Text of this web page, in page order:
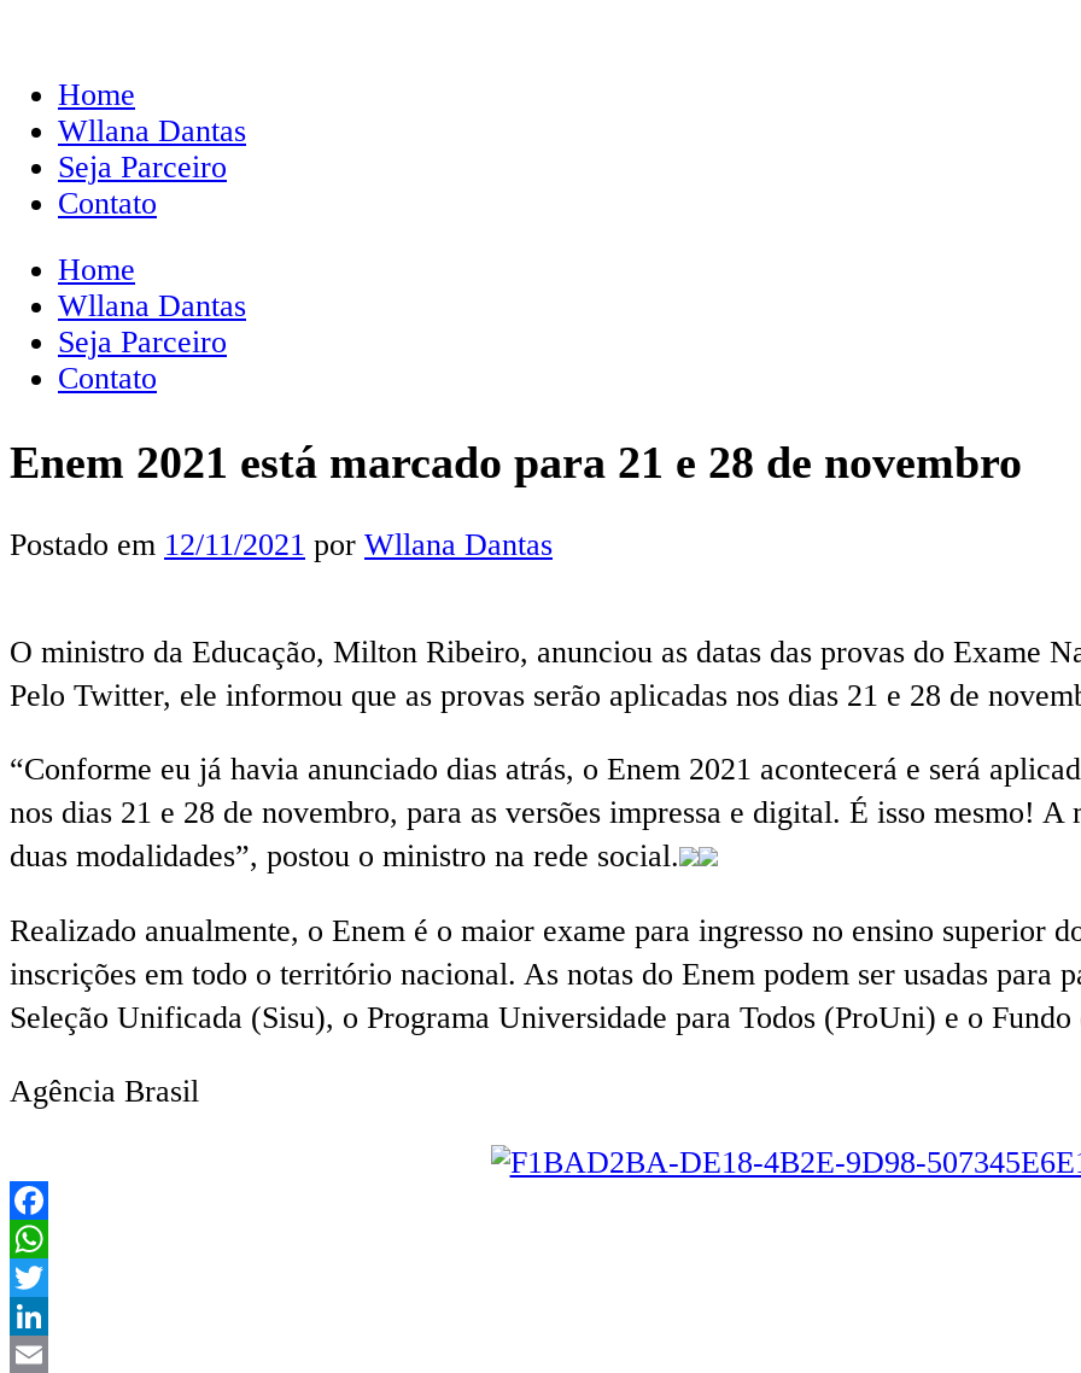
Home
Wllana Dantas
Seja Parceiro
Contato
Home
Wllana Dantas
Seja Parceiro
Contato
Enem 2021 está marcado para 21 e 28 de novembro
Postado em 12/11/2021 por Wllana Dantas
O ministro da Educação, Milton Ribeiro, anunciou as datas das provas do Exame
Pelo Twitter, ele informou que as provas serão aplicadas nos dias 21 e 28 de
“Conforme eu já havia anunciado dias atrás, o Enem 2021 acontecerá e será
nos dias 21 e 28 de novembro, para as versões impressa e digital. É isso mesmo! A
duas modalidades”, postou o ministro na rede social.
Realizado anualmente, o Enem é o maior exame para ingresso no ensino superior
inscrições em todo o território nacional. As notas do Enem podem ser usadas para
Seleção Unificada (Sisu), o Programa Universidade para Todos (ProUni) e o
Agência Brasil
Facebook
WhatsApp
Twitter
LinkedIn